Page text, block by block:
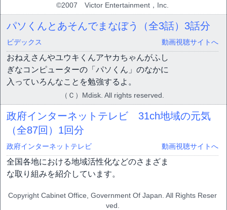
©2007 Victor Entertainment，Inc.
パソくんとあそんでまなぼう（全3話） 3話分
ビデックス 動画視聴サイトへ
おねえさんやユウキくんアヤカちゃんがふし
ぎなコンピューターの「パソくん」のなかに
入っていろんなことを勉強するよ。
（Ｃ）Mdisk. All rights reserved.
政府インターネットテレビ 31ch地域の元気
（全87回） 1回分
政府インターネットテレビ 動画視聴サイトへ
全国各地における地域活性化などのさまざま
な取り組みを紹介しています。
Copyright Cabinet Office, Government Of Japan. All Rights Reser
ved.